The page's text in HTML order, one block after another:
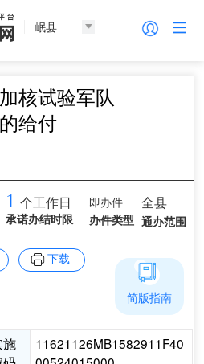
岷县
核试验军队
给付
1 个工作日
承诺办结时限
即办件
办件类型
全县
通办范围
下载
施
11621126MB1582911F40
简版指南